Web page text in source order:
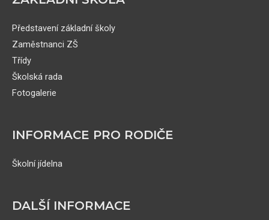
Představení základní školy
Zaměstnanci ZŠ
Třídy
Školská rada
Fotogalerie
INFORMACE PRO RODIČE
Školní jídelna
DALŠÍ INFORMACE